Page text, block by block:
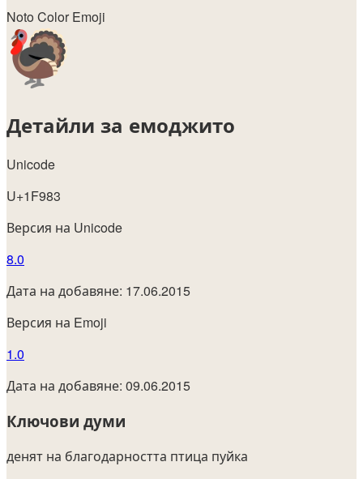
Noto Color Emoji
Детайли за емоджито
Unicode
U+1F983
Версия на Unicode
8.0
Дата на добавяне: 17.06.2015
Версия на Emoji
1.0
Дата на добавяне: 09.06.2015
Ключови думи
денят на благодарността птица пуйка